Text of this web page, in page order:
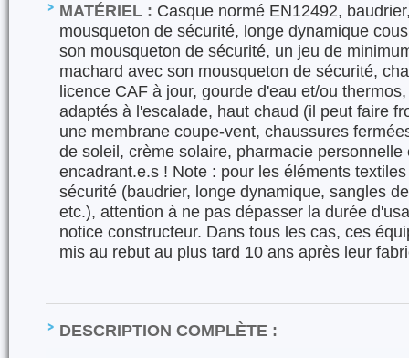
MATÉRIEL : Casque normé EN12492,
mousqueton de sécurité, longe dynamique
son mousqueton de sécurité, un jeu de
machard avec son mousqueton de sécurité,
licence CAF à jour, gourde d'eau et/ou
adaptés à l'escalade, haut chaud (il peut faire
une membrane coupe-vent, chaussures
de soleil, crème solaire, pharmacie
encadrant.e.s ! Note : pour les éléments
sécurité (baudrier, longe dynamique, sangles
etc.), attention à ne pas dépasser la durée
notice constructeur. Dans tous les cas, ces
mis au rebut au plus tard 10 ans après leur
DESCRIPTION COMPLÈTE :